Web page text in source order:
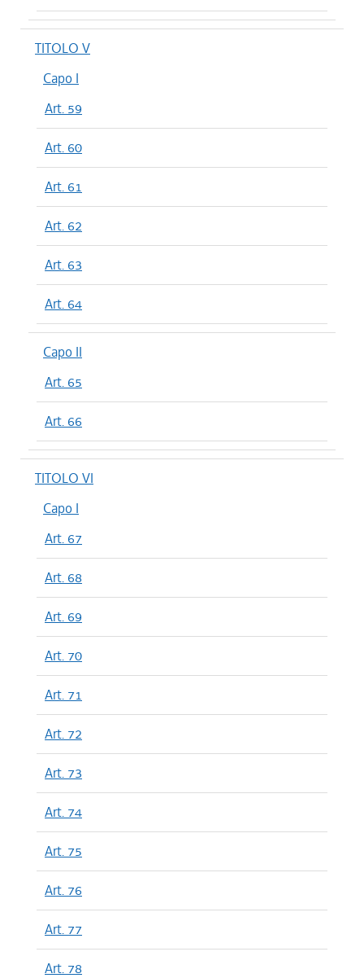
TITOLO V
Capo I
Art. 59
Art. 60
Art. 61
Art. 62
Art. 63
Art. 64
Capo II
Art. 65
Art. 66
TITOLO VI
Capo I
Art. 67
Art. 68
Art. 69
Art. 70
Art. 71
Art. 72
Art. 73
Art. 74
Art. 75
Art. 76
Art. 77
Art. 78